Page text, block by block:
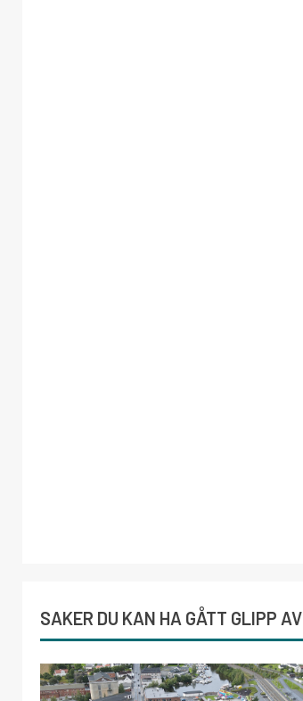
SAKER DU KAN HA GÅTT GLIPP AV